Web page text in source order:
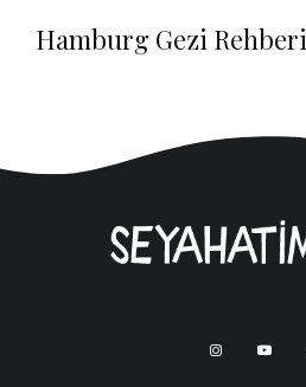
Hamburg Gezi Rehberi